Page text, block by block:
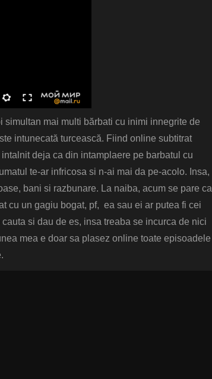
simultan mai multi bărbati cu inimi innegrite de
intunecată turcească. Fiind online subtitrat
deja ca din intamplaere pe barbatul cu
te-ar infricosa si n-ai mai da pe-acolo. Insa,
bani si razbunare. La naiba, acum se pare ca
cu un gagiu bogat, pf, ea sau ei ar putea fi cei
si dau de es, insa treaba se incurca de nici
mea e doar sa plasez online toate episoadele